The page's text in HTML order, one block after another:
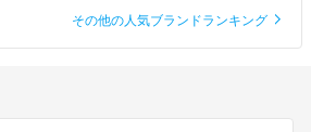
その他の人気ブランドランキング